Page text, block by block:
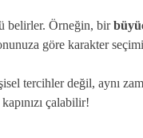
belirler. Örneğin, bir
göre karakter seçimi
tercihler değil, aynı
kapınızı çalabilir!